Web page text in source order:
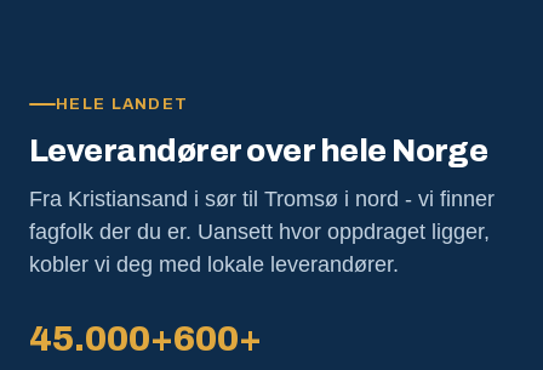
HELE LANDET
Leverandører over hele Norge
Fra Kristiansand i sør til Tromsø i nord - vi finner
fagfolk der du er. Uansett hvor oppdraget ligger,
kobler vi deg med lokale leverandører.
45.000+600+